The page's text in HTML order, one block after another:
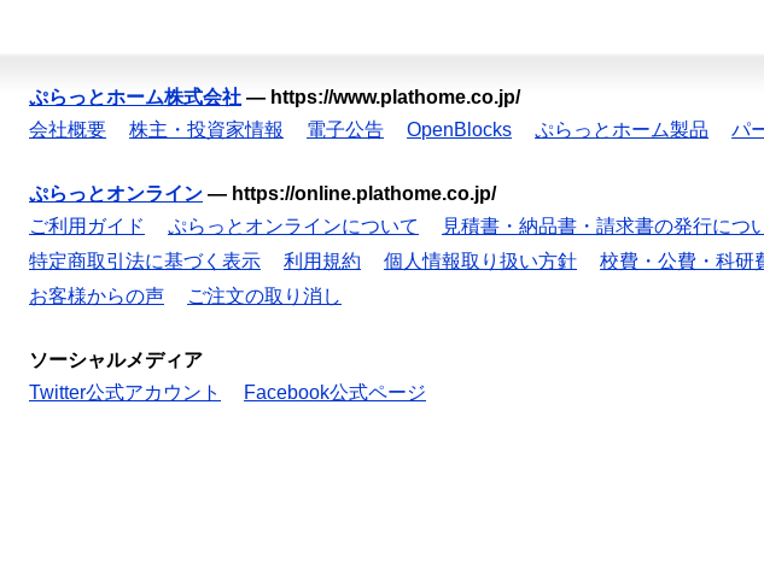
ぷらっとホーム株式会社 — https://www.plathome.co.jp/
会社概要
株主・投資家情報 電子公告 OpenBlocks ぷらっとホーム製品 パ
ぷらっとオンライン — https://online.plathome.co.jp/
ご利用ガイド
ぷらっとオンラインについて 見積書・納品書・請求書の発行につ
特定商取引法に基づく表示
利用規約 個人情報取り扱い方針 校費・公費・科研
お客様からの声
ご注文の取り消し
ソーシャルメディア
Twitter公式アカウント
Facebook公式ページ